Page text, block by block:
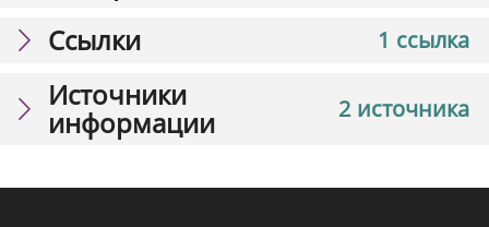
1 ссылка
Ссылки
2 источника
Источники
информации